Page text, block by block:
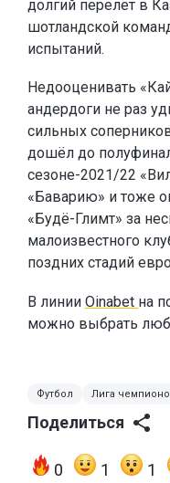
долгий перелёт в
шотландской
испытаний.
Недооценивать
андердоги не раз
сильных
дошёл до
сезоне-2021/22
«Баварию» и тоже
«Будё-Глимт» за
малоизвестного
поздних стадий
В линии Oinabet на
можно выбрать
Футбол Лига
Поделиться
0 1 1